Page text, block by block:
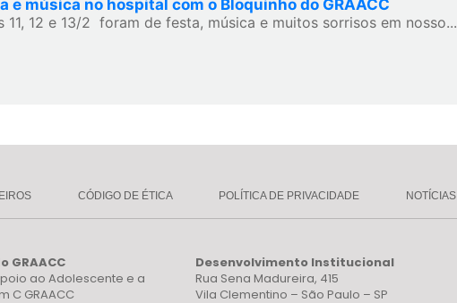
e música no hospital com o Bloquinho do GRAACC
11, 12 e 13/2 foram de festa, música e muitos sorrisos em nosso...
CÓDIGO DE ÉTICA POLÍTICA DE PRIVACIDADE NOTÍCIAS
GRAACC
ao Adolescente e a
C GRAACC
Desenvolvimento Institucional
Rua Sena Madureira, 415
Vila Clementino – São Paulo – SP